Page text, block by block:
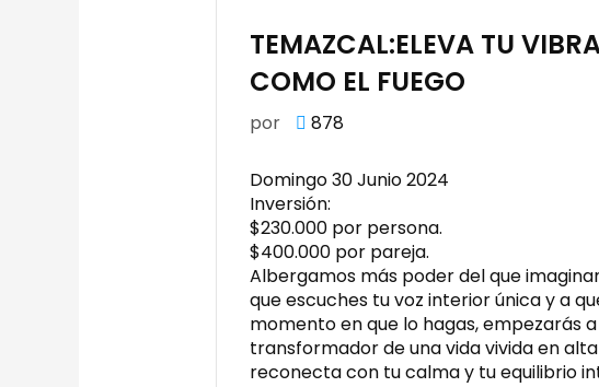
TEMAZCAL:ELEVA TU
COMO EL FUEGO
por 878
Domingo 30 Junio 2024
Inversión:
$230.000 por persona.
$400.000 por pareja.
Albergamos más poder del que
que escuches tu voz interior única y a
momento en que lo hagas, empezarás
transformador de una vida vivida en
reconecta con tu calma y tu equilibrio